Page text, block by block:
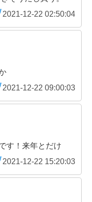
2021-12-22 02:50:04
2021-12-22 09:00:03
す！来年とだけ
2021-12-22 15:20:03